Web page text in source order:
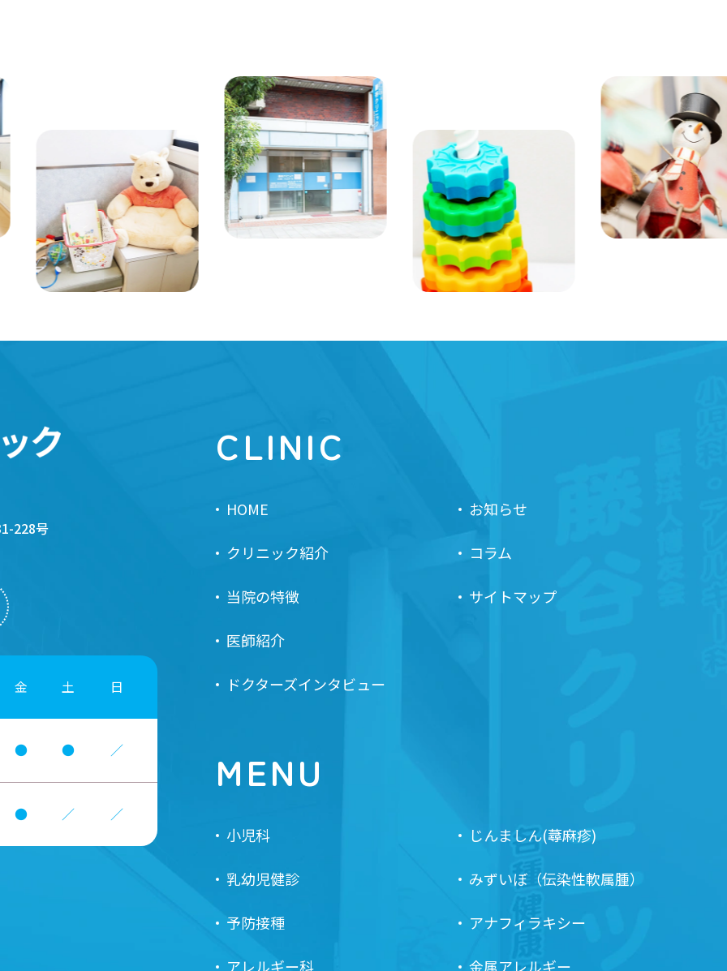
228号
金 土 日
● ● ／
● ／ ／
CLINIC
HOME
クリニック紹介
当院の特徴
医師紹介
ドクターズインタビュー
お知らせ
コラム
サイトマップ
MENU
小児科
乳幼児健診
予防接種
アレルギー科
じんましん(蕁麻疹)
みずいぼ（伝染性軟属腫）
アナフィラキシー
金属アレルギー